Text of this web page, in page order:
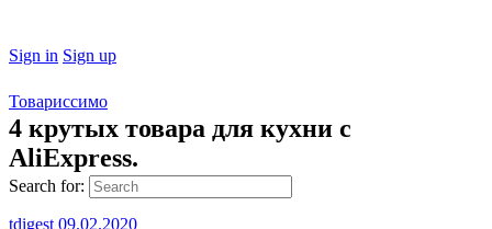
Sign in Sign up
Товариссимо
Search for:
4 крутых товара для кухни с
AliExpress.
tdigest 09.02.2020